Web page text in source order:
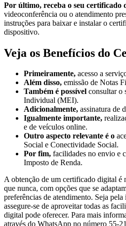
Por último, receba o seu certificado
videoconferência ou o atendimento
instruções para baixar e instalar o
dispositivo.
Veja os Benefícios do
Primeiramente, acesso a
Além disso, emissão de Notas
Também é possível consultar o
Individual (MEI).
Adicionalmente, assinatura de
Igualmente importante,
e de veículos online.
Outro aspecto relevante é o
Social e Conectividade Social.
Por fim, facilidades no envio e
Imposto de Renda.
A obtenção de um certificado digital é
que nunca, com opções que se
preferências de atendimento. Seja
assegure-se de aproveitar todas as
digital pode oferecer. Para mais
através do WhatsApp no número 55-